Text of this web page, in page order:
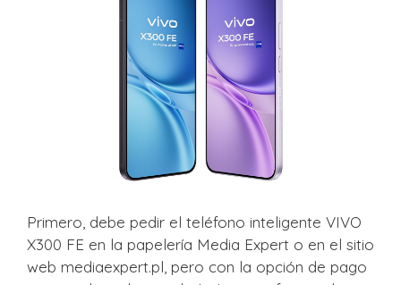
Primero, debe pedir el teléfono inteligente VIVO
X300 FE en la papelería Media Expert o en el sitio
web mediaexpert.pl, pero con la opción de pago